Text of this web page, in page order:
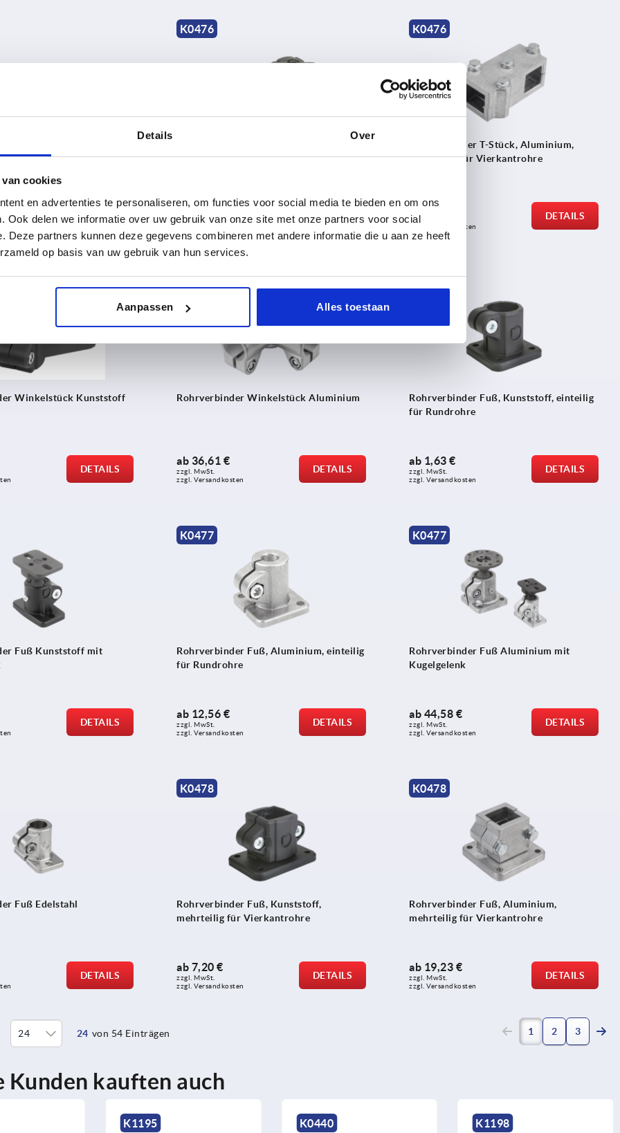
Details Over
cookies
en advertenties te personaliseren, om functies voor social media te bieden en om ons
Ook delen we informatie over uw gebruik van onze site met onze partners voor social
Deze partners kunnen deze gegevens combineren met andere informatie die u aan ze heeft
op basis van uw gebruik van hun services.
Aanpassen Alles toestaan
T-Stück Edelstahl
DETAILS
K0476
mehrteilig für Vierkantrohre
ab 7,23 €
zzgl. MwSt.
DETAILS
K0476
Rohrverbinder T-Stück, Aluminium,
mehrteilig für Vierkantrohre
ab19,79 €
zzgl. MwSt.
zzgl. Versandkosten
DETAILS
Winkelstück Kunststoff
DETAILS
Rohrverbinder Winkelstück Aluminium
ab 36,61 €
zzgl. MwSt.
zzgl. Versandkosten
DETAILS
Rohrverbinder Fuß, Kunststoff, einteilig
für Rundrohre
ab 1,63 €
zzgl. MwSt.
zzgl. Versandkosten
DETAILS
Fuß Kunststoff mit
DETAILS
K0477
Rohrverbinder Fuß, Aluminium, einteilig
für Rundrohre
ab 12,56 €
zzgl. MwSt.
zzgl. Versandkosten
DETAILS
K0477
Rohrverbinder Fuß Aluminium mit
Kugelgelenk
ab 44,58 €
zzgl. MwSt.
zzgl. Versandkosten
DETAILS
Fuß Edelstahl
DETAILS
K0478
Rohrverbinder Fuß, Kunststoff,
mehrteilig für Vierkantrohre
ab 7,20 €
zzgl. MwSt.
zzgl. Versandkosten
DETAILS
K0478
Rohrverbinder Fuß, Aluminium,
mehrteilig für Vierkantrohre
ab 19,23 €
zzgl. MwSt.
zzgl. Versandkosten
DETAILS
24 von 54 Einträgen 1 (current)
2 3
Kunden kauften auch
K0440 K1198 K1518